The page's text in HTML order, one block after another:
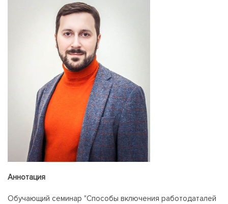
Аннотация
Обучающий семинар "Способы включения работодаталей